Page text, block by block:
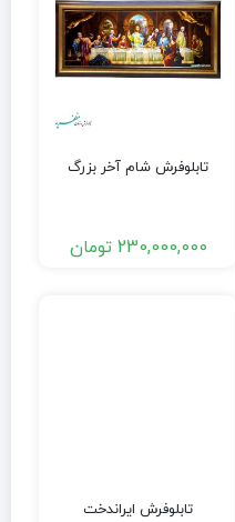
تابلوفرش شام آخر بزرگ
230,000,000 تومان
تابلوفرش ایراندخت